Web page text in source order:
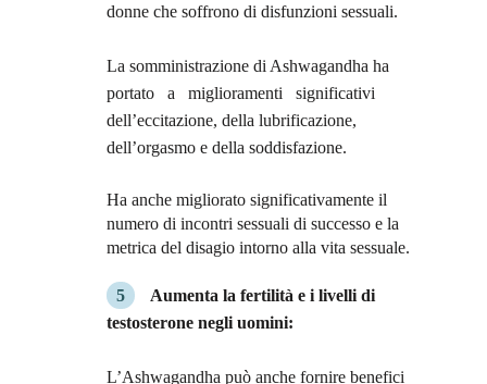
donne che soffrono di disfunzioni sessuali.
La somministrazione di Ashwagandha ha
portato a miglioramenti significativi
dell’eccitazione, della lubrificazione,
dell’orgasmo e della soddisfazione.
Ha anche migliorato significativamente il
numero di incontri sessuali di successo e la
metrica del disagio intorno alla vita sessuale.
Aumenta la fertilità e i livelli di
testosterone negli uomini:
L’Ashwagandha può anche fornire benefici